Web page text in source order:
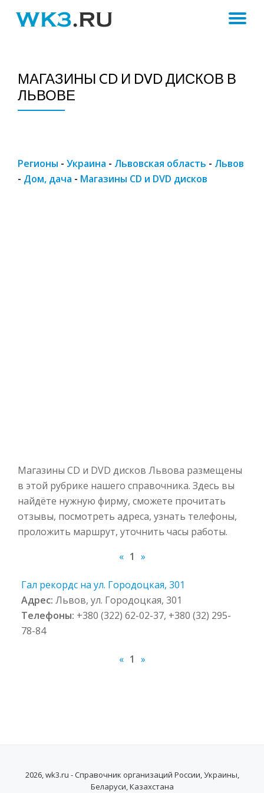
МАГАЗИНЫ CD И DVD ДИСКОВ В
ЛЬВОВЕ
Регионы - Украина - Львовская область - Львов
- Дом, дача - Магазины CD и DVD дисков
Магазины CD и DVD дисков Львова размещены
в этой рубрике нашего справочника. Здесь вы
найдёте нужную фирму, сможете прочитать
отзывы, посмотреть адреса, узнать телефоны,
проложить маршрут, уточнить часы работы.
« 1 »
Гал рекордс на ул. Городоцкая, 301
Адрес:Львов, ул. Городоцкая, 301
Телефоны: +380 (322) 62-02-37, +380 (32) 295-
78-84
« 1 »
2026, wk3.ru - Справочник организаций России, Украины,
Беларуси, Казахстана